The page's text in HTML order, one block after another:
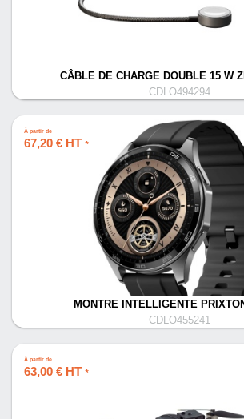
CÂBLE DE CHARGE DOUBLE 15 W
CDLO494294
À partir de
67,20 € HT *
MONTRE INTELLIGENTE
CDLO455241
À partir de
63,00 € HT *